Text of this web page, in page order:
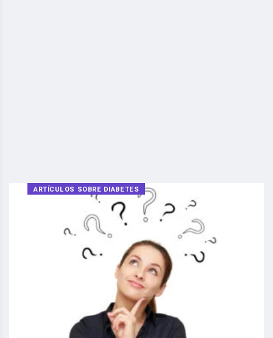
ARTÍCULOS SOBRE DIABETES